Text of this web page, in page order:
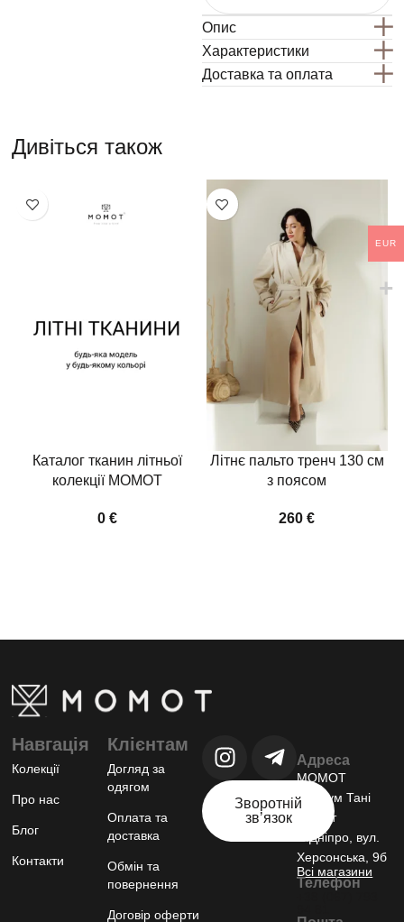
Опис
Характеристики
Доставка та оплата
Дивіться також
Каталог тканин літньої
колекції MOMOT
€
Літнє пальто тренч 130 см
з поясом
€
Адреса
МОМОТ
шоурум Тані
Момот
м.Дніпро, вул.
Херсонська, 9б
Всі магазини
Телефон
Навгація
Колекції
Про нас
Блог
Контакти
Клієнтам
Догляд за
одягом
Оплата та
доставка
Обмін та
повернення
Договір оферти
Зворотній
звʼязок
EUR